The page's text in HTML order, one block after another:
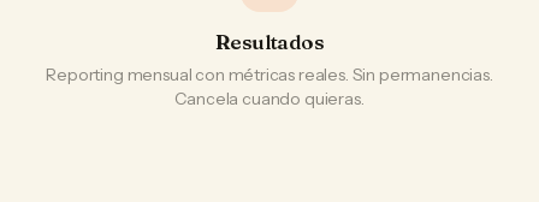
Resultados
Reporting mensual con métricas reales. Sin permanencias.
Cancela cuando quieras.